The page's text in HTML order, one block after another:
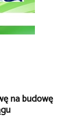
na budowę